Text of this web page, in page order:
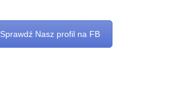
Sprawdź Nasz profil na FB